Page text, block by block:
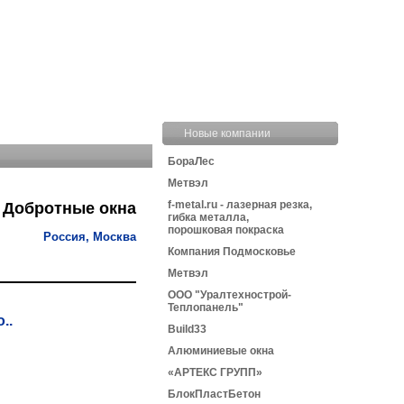
Добротные окна
Россия, Москва
Новые компании
БораЛес
Метвэл
f-metal.ru - лазерная резка,
гибка металла,
порошковая покраска
Компания Подмосковье
Метвэл
ООО "Уралтехнострой-
Теплопанель"
Build33
Алюминиевые окна
«АРТЕКС ГРУПП»
БлокПластБетон